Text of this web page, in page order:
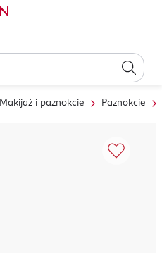
Makijaż i paznokcie Paznokcie